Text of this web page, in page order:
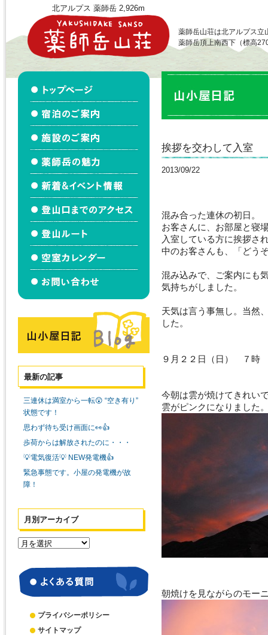
北アルプス 薬師岳 2,926m
薬師岳山荘は北アルプス立
薬師岳頂上南西下（標高
挨拶を交わして入室
2013/09/22
混み合った連休の初日。
お客さんに、お部屋と寝
入室している方に挨拶さ
中のお客さんも、「どう
混み込みで、ご案内にも
気持ちがしました。
天気は言う事無し。当然
した。
９月２２日（日）
今朝は雲が焼けてきれい
雲がピンクになりました
朝焼けを見ながらのモー
最新の記事
三連休は満室から一転😲 “空き有り”
状態です！
思わず待ち受け画面に👀👍
歩荷からは解放されたのに・・・
💡電気復活💡 NEW発電機👍
緊急事態です。小屋の発電機が故
障！
月別アーカイブ
月
ー
カ
プライバシーポリシー
サイトマップ